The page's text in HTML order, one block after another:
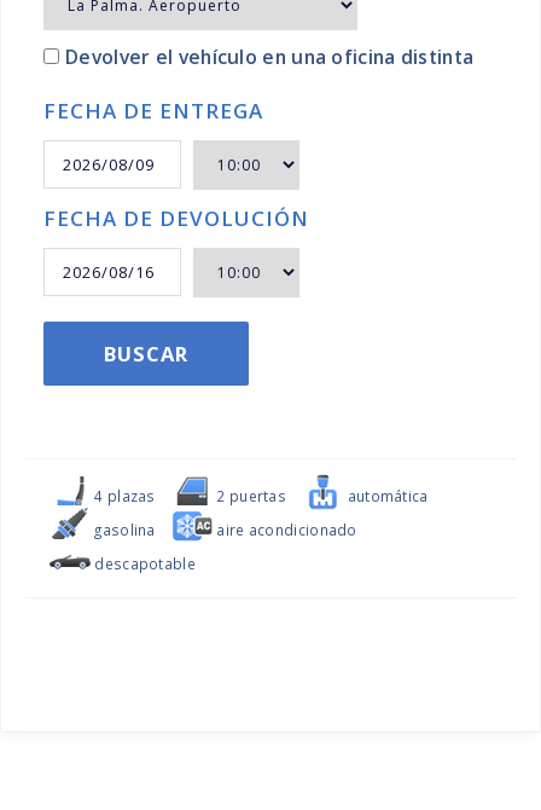
Devolver el vehículo en una oficina distinta
FECHA DE ENTREGA
FECHA DE DEVOLUCIÓN
BUSCAR
4 plazas 2 puertas
automática
gasolina
aire acondicionado
descapotable